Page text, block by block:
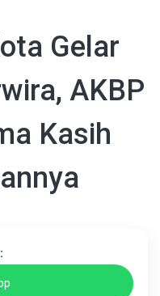
Gelar
AKBP
Kasih